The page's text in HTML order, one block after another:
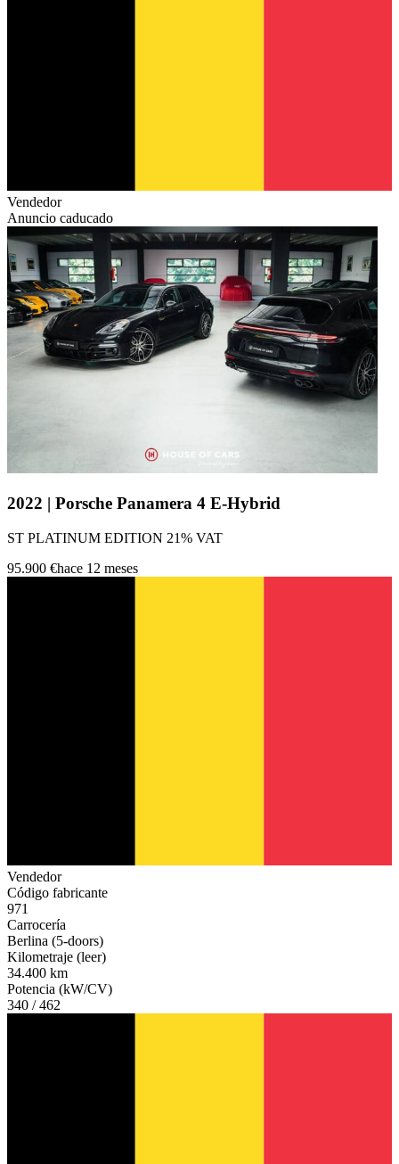
Vendedor
Anuncio caducado
2022 | Porsche Panamera 4 E-Hybrid
ST PLATINUM EDITION 21% VAT
95.900 €hace 12 meses
Vendedor
Código fabricante
971
Carrocería
Berlina (5-doors)
Kilometraje (leer)
34.400 km
Potencia (kW/CV)
340 / 462